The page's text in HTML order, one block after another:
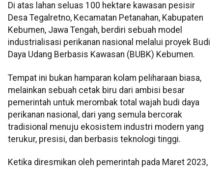
Di atas lahan seluas 100 hektare kawasan pesisir
Desa Tegalretno, Kecamatan Petanahan, Kabupaten
Kebumen, Jawa Tengah, berdiri sebuah model
industrialisasi perikanan nasional melalui proyek Budi
Daya Udang Berbasis Kawasan (BUBK) Kebumen.
Tempat ini bukan hamparan kolam peliharaan biasa,
melainkan sebuah cetak biru dari ambisi besar
pemerintah untuk merombak total wajah budi daya
perikanan nasional, dari yang semula bercorak
tradisional menuju ekosistem industri modern yang
terukur, presisi, dan berbasis teknologi tinggi.
Ketika diresmikan oleh pemerintah pada Maret 2023,